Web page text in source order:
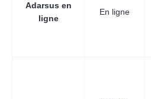
Adarsus en
ligne
En ligne